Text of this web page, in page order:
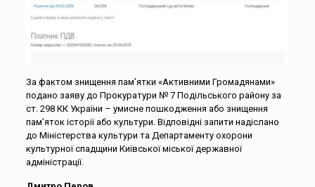
За фактом знищення пам’ятки «Активними Громадянами»
подано заяву до Прокуратури № 7 Подільського району за
ст. 298 КК України – умисне пошкодження або знищення
пам’яток історії або культури. Відповідні запити надіслано
до Міністерства культури та Департаменту охорони
культурної спадщини Київської міської державної
адміністрації.